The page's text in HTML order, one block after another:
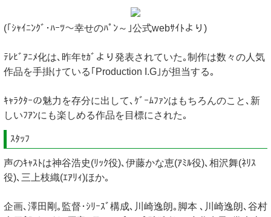
(｢ｼｬｲﾆﾝｸﾞ･ﾊｰﾂ～幸せのﾊﾟﾝ～｣公式webｻｲﾄより)
ﾃﾚﾋﾞｱﾆﾒ化は､昨年ｾｶﾞより発表されていた｡制作は数々の人気
作品を手掛けている｢Production I.G｣が担当する｡
ｷｬﾗｸﾀｰの魅力を存分に出して､ｹﾞｰﾑﾌｧﾝはもちろんのこと､新
しいﾌｱﾝにも楽しめる作品を目標にされた｡
ｽﾀｯﾌ
声のｷｬｽﾄは神谷浩史(ﾘｯｸ役)､伊藤かな恵(ｱﾐﾙ役)､相沢舞(ﾈﾘｽ
役)､三上枝織(ｴｱﾘｨ)ほか｡
企画､澤田剛｡監督･ｼﾘｰｽﾞ構成､川崎逸朗｡脚本 ､川崎逸朗､谷村